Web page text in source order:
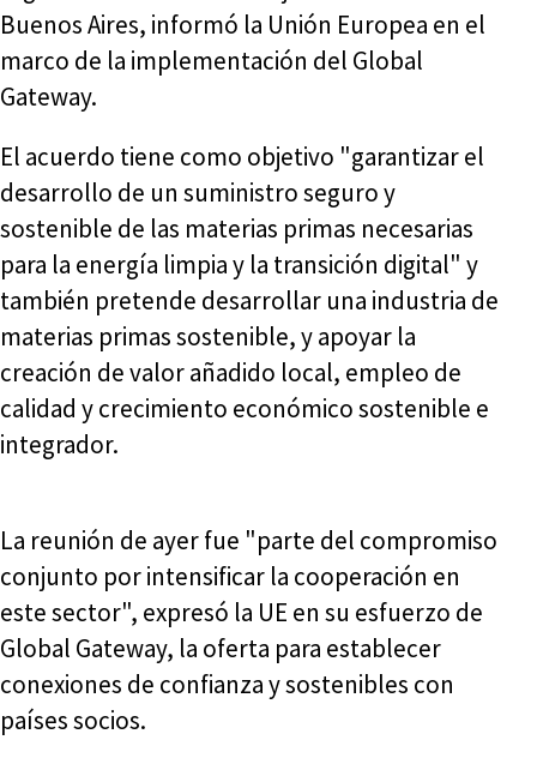
Buenos Aires, informó la Unión Europea en el
marco de la implementación del Global
Gateway.
El acuerdo tiene como objetivo "garantizar el
desarrollo de un suministro seguro y
sostenible de las materias primas necesarias
para la energía limpia y la transición digital" y
también pretende desarrollar una industria de
materias primas sostenible, y apoyar la
creación de valor añadido local, empleo de
calidad y crecimiento económico sostenible e
integrador.
La reunión de ayer fue "parte del compromiso
conjunto por intensificar la cooperación en
este sector", expresó la UE en su esfuerzo de
Global Gateway, la oferta para establecer
conexiones de confianza y sostenibles con
países socios.